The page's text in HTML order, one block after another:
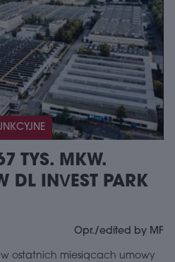
TYS. MKW.
DL INVEST PARK
Opr./edited by MF
w ostatnich miesiącach umowy